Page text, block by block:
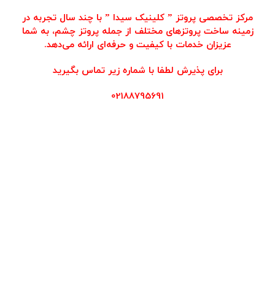
مرکز تخصصی پروتز ” کلینیک سیدا ” با چند سال تجربه در
زمینه ساخت پروتزهای مختلف از جمله پروتز چشم، به شما
عزیزان خدمات با کیفیت و حرفه‌ای ارائه می‌دهد.
برای پذیرش لطفا با شماره زیر تماس بگیرید
02188795691